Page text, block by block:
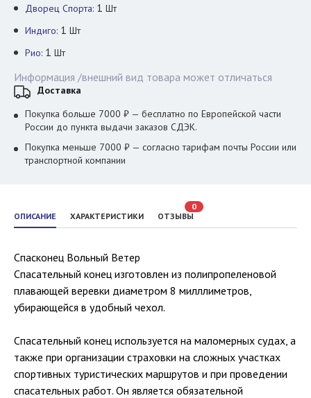
ОПИСАНИЕ ХАРАКТЕРИСТИКИ ОТЗЫВЫ
0
Спасконец Вольный Ветер
Спасательный конец изготовлен из полипропеленовой
плавающей веревки диаметром 8 милллиметров,
убирающейся в удобный чехол.
Спасательный конец используется на маломерных судах, а
также при организации страховки на сложных участках
спортивных туристических маршрутов и при проведении
спасательных работ. Он является обязательной
Дворец Спорта: 1 Шт
Индиго: 1 Шт
Рио: 1 Шт
Информация /внешний вид товара может отличаться
Доставка
Покупка больше 7000 ₽ — бесплатно по Европейской части
России до пункта выдачи заказов СДЭК.
Покупка меньше 7000 ₽ — согласно тарифам почты России или
транспортной компании